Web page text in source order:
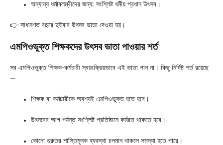
অন্যান্য ধর্মাবলম্বীদের জন্য: সংশ্লিষ্ট ধর্মীয় প্রধান উৎসব।
👉 সাধারণত বছরে দুইবার উৎসব ভাতা দেওয়া হয়।
এমপিওভুক্ত শিক্ষকদের উৎসব ভাতা পাওয়ার শর্ত
সব এমপিওভুক্ত শিক্ষক-কর্মচারী স্বয়ংক্রিয়ভাবে এই ভাতা পান না। কিছু নির্দিষ্ট শর্ত রয়েছে
—
শিক্ষক বা কর্মচারীকে অবশ্যই এমপিওভুক্ত হতে হবে।
উৎসবের আগ পর্যন্ত সংশ্লিষ্ট প্রতিষ্ঠানে কর্মরত থাকতে হবে।
কোনো গুরুতর শাস্তিমূলক ব্যবস্থা চলমান থাকলে সমস্যা হতে পারে।